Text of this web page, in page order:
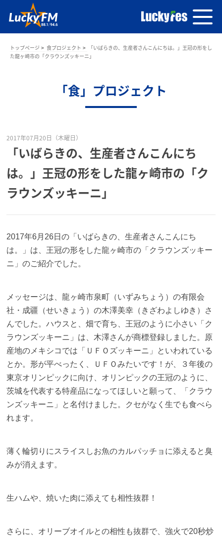
トップページ 食プロジェクト
「いばらきの、生産者さんこんにちは。」王冠の形をし
た龍ヶ崎市の「クラウンズッキーニ」
「食」プロジェクト
2017年07月20日（木曜日）
「いばらきの、生産者さんこんにち
は。」王冠の形をした龍ヶ崎市の「ク
ラウンズッキーニ」
2017年6月26日の「いばらきの、生産者さんこんにち
は。」は、王冠の形をした龍ヶ崎市の「クラウンズッキー
ニ」のご紹介でした。
メッセージは、龍ヶ崎市泉町（いずみちょう）の有限会
社・成疆（せいきょう）の木澤美幸（きざわよしゆき）さ
んでした。ハウスと、畑で育ち、王冠のように小さい「ク
ラウンズッキーニ」は、木澤さんが商標登録しました。原
産地のメキシコでは「ＵＦＯズッキーニ」といわれている
とか。形が平べったく、ＵＦＯみたいです！が、３年後の
東京オリンピックに向け、オリンピックの王冠のように、
茨城を代表する特産品になってほしいと願って、「クラウ
ンズッキーニ」と名付け ました。クセがなく生でも食べら
れます。
薄く輪切りにスライスしお魚のカルパッチョに添えると臭
みが消えます。
生ハムや、焼いた肉に添えても相性抜群！
さらに、オリーブオイルとの相性も抜群で、強火で20秒炒